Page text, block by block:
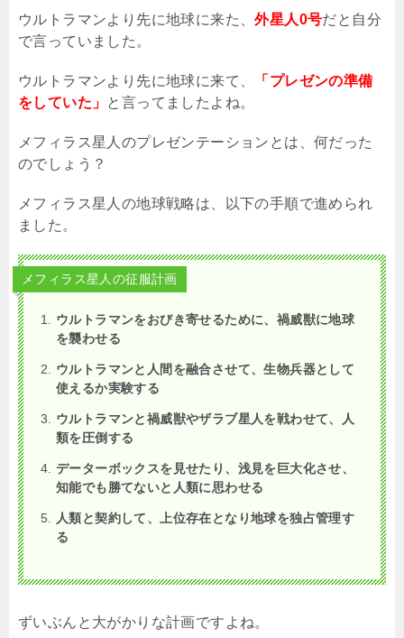
ウルトラマンより先に地球に来た、外星人0号だと自分
で言っていました。
ウルトラマンより先に地球に来て、
「プレゼンの準備
をしていた」 と言ってましたよね。
メフィラス星人のプレゼンテーションとは、何だった
のでしょう？
メフィラス星人の地球戦略は、以下の手順で進められ
ました。
メフィラス星人の征服計画
ウルトラマンをおびき寄せるために、禍威獣に地球
を襲わせる
ウルトラマンと人間を融合させて、生物兵器として
使えるか実験する
ウルトラマンと禍威獣やザラブ星人を戦わせて、人
類を圧倒する
データーボックスを見せたり、浅見を巨大化させ、
知能でも勝てないと人類に思わせる
人類と契約して、上位存在となり地球を独占管理す
る
ずいぶんと大がかりな計画ですよね。